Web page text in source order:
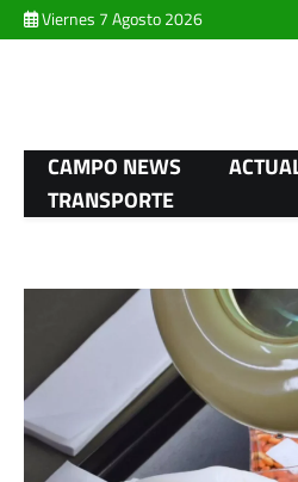
Skip
to
Viernes 7 Agosto 2026
CAMPO NEWS
TRANSPORTE